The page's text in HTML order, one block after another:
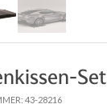
Set
43-28216